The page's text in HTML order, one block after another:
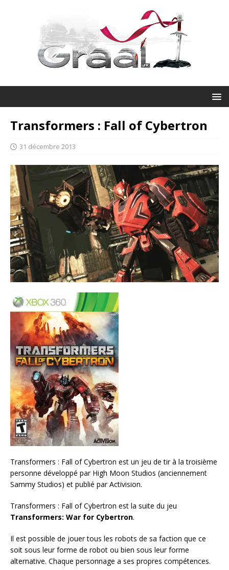
Transformers : Fall of Cybertron
31 décembre 2013
Transformers : Fall of Cybertron est un jeu de tir à la troisième
personne développé par High Moon Studios (anciennement
Sammy Studios) et publié par Activision.
Transformers : Fall of Cybertron est la suite du jeu
Transformers: War for Cybertron.
Il est possible de jouer tous les robots de sa faction que ce
soit sous leur forme de robot ou bien sous leur forme
alternative. Chaque personnage a ses propres compétences.